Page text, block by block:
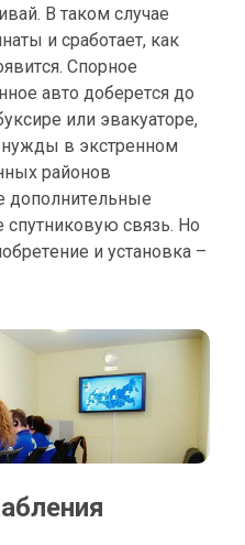
В таком случае
и сработает, как
Спорное
авто доберется до
или эвакуаторе,
в экстренном
районов
дополнительные
связь. Но
и установка –